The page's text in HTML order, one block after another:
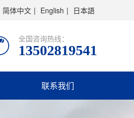
简体中文 | English | 日本語
全国咨询热线：
13502819541
联系我们